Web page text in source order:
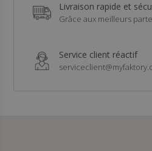
Livraison rapide et
Grâce aux meilleurs
Service client réactif